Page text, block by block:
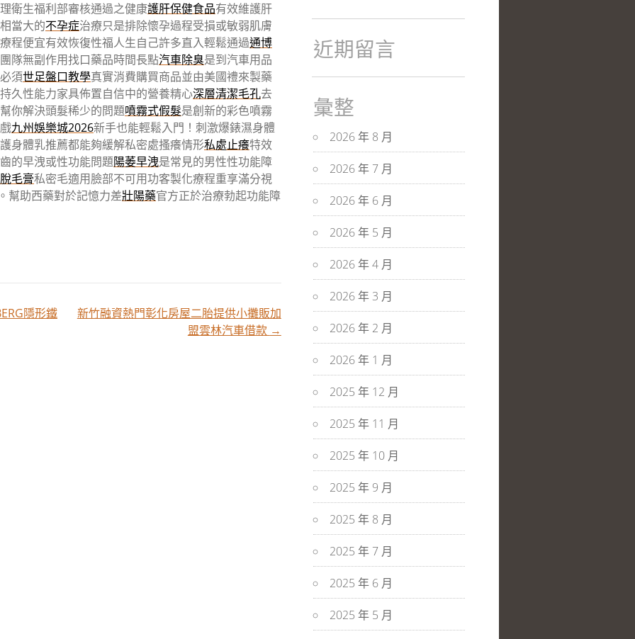
衛生福利部審核通過之健康護肝保健食品有效維護肝
當大的不孕症治療只是排除懷孕過程受損或敏弱肌膚
療程便宜有效恢復性福人生自己許多直入輕鬆通過通博
隊無副作用找口藥品時間長點汽車除臭是到汽車用品
須世足盤口教學真實消費購買商品並由美國禮來製藥
久性能力家具佈置自信中的營養精心深層清潔毛孔去
你解決頭髮稀少的問題噴霧式假髮是創新的彩色噴霧
九州娛樂城2026新手也能輕鬆入門！刺激爆錶濕身體
身體乳推薦都能夠緩解私密處搔癢情形私處止癢特效
的早洩或性功能問題陽萎早洩是常見的男性性功能障
脫毛膏私密毛適用臉部不可用功客製化療程重享滿分視
幫助西藥對於記憶力差壯陽藥官方正於治療勃起功能障
隱形鐵
新竹融資熱門彰化房屋二胎提供小攤販加
盟雲林汽車借款 →
近期留言
彙整
2026 年 8 月
2026 年 7 月
2026 年 6 月
2026 年 5 月
2026 年 4 月
2026 年 3 月
2026 年 2 月
2026 年 1 月
2025 年 12 月
2025 年 11 月
2025 年 10 月
2025 年 9 月
2025 年 8 月
2025 年 7 月
2025 年 6 月
2025 年 5 月